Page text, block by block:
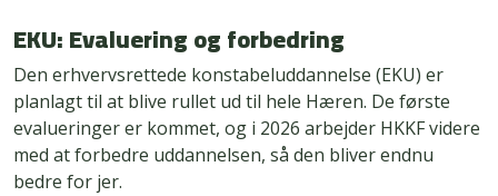
EKU: Evaluering og forbedring
Den erhvervsrettede konstabeluddannelse (EKU) er
planlagt til at blive rullet ud til hele Hæren. De første
evalueringer er kommet, og i 2026 arbejder HKKF videre
med at forbedre uddannelsen, så den bliver endnu
bedre for jer.